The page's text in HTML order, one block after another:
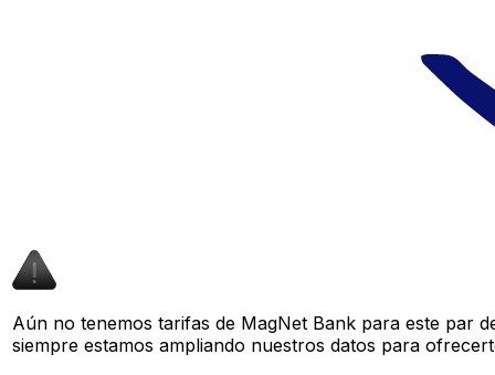
Aún no tenemos tarifas de MagNet Bank para este par
siempre estamos ampliando nuestros datos para